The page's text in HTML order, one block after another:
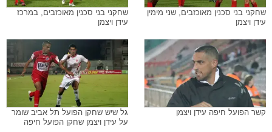
שחקני בני סכנין מאוכזבים, שני מימין
עידן ויצמן
שחקני בני סכנין מאוכזבים, במרכז
עידן ויצמן
קשר הפועל חיפה עידן ויצמן
גל שיש שחקן הפועל תל אביב שומר
על עידן ויצמן שחקן הפועל חיפה